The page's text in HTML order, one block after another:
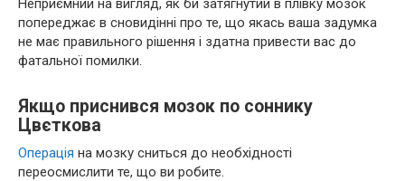
Неприємний на вигляд, як би затягнутий в плівку мозок
попереджає в сновидінні про те, що якась ваша задумка
не має правильного рішення і здатна привести вас до
фатальної помилки.
Якщо приснився мозок по соннику
Цвєткова
Операція на мозку сниться до необхідності
переосмислити те, що ви робите.